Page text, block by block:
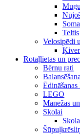
Teltis
Velosipēdi
Rotaļlietas un
Bērnu rati
Ēdināšanas
LEGO
Manēžas
Skolai